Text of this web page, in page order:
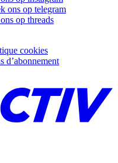
ons op telegram
op threads
cookies
d’abonnement